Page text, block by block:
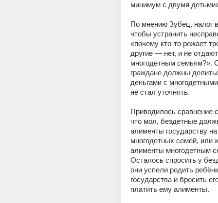
минимум с двумя
По мнению Зубец, налог
чтобы устранить
«почему кто-то рожает
другие — нет, и не
многодетным семьям?».
граждане должны
деньгами с
не стал уточнять.
Приводилось сравнение
что мол, бездетные
алименты государству
многодетных семей, или
алименты многодетным
Осталось спросить у
они успели родить
государства и бросить
платить ему алименты.